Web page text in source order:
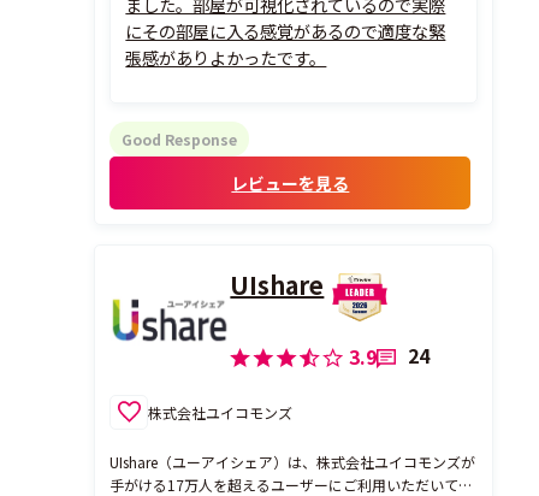
にその部屋に入る感覚があるので適度な緊
張感がありよかったです。
Good Response
レビューを見る
UIshare
3.9 24
株式会社ユイコモンズ
UIshare（ユーアイシェア）は、株式会社ユイコモンズが
手がける17万人を超えるユーザーにご利用いただいてい